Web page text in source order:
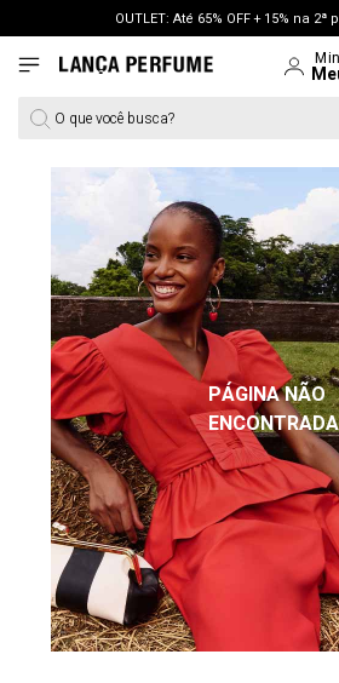
OUTLET: Até 65% OFF + 15% na
LANÇAMENTO PRIMAVERA 27.
O que você busca?
PÁGINA NÃO
ENCONTRADA